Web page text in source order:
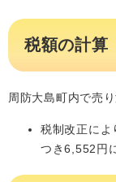
税額の計算
周防大島町内で売
税制改正に
つき6,552円